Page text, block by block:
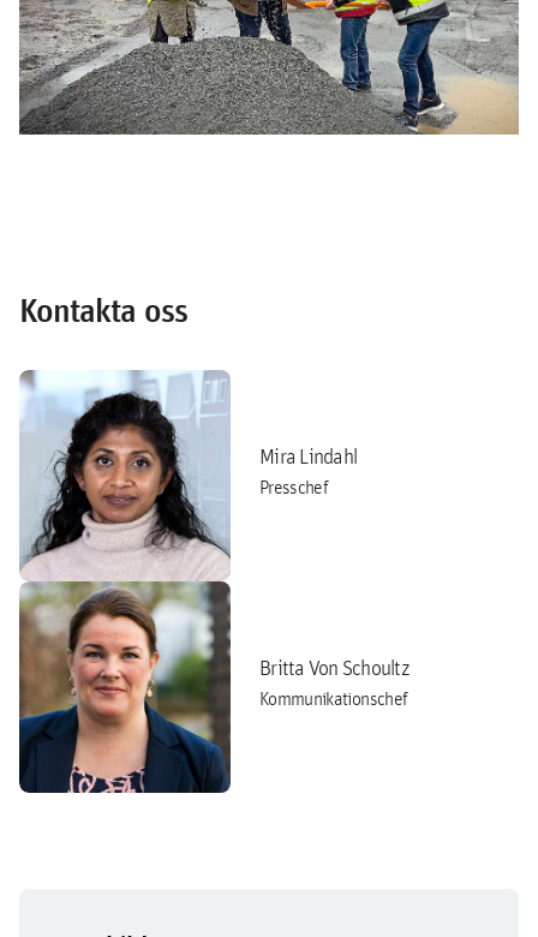
Kontakta oss
Mira Lindahl
Presschef
Britta Von Schoultz
Kommunikationschef